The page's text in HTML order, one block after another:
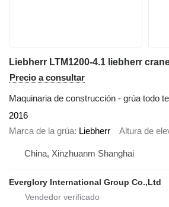
Liebherr LTM1200-4.1 liebherr
Precio a consultar
Maquinaria de construcción - grúa todo
2016
Marca de la grúa Liebherr Altura de
China, Xinzhuanm Shanghai
Everglory International Group Co.,Ltd